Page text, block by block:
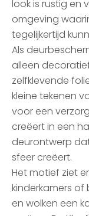
look is rustig en
omgeving
tegelijkertijd
Als
alleen
zelfklevende
kleine tekenen
voor een
creëert in een
deurontwerp
sfeer creëert.
Het motief ziet
kinderkamers
en wolken een